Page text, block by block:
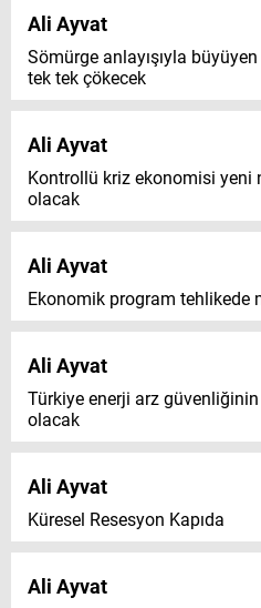
Ali Ayvat
Sömürge anlayışıyla
tek tek çökecek
Ali Ayvat
Kontrollü kriz ekonomisi yeni
olacak
Ali Ayvat
Ekonomik program tehlikede
Ali Ayvat
Türkiye enerji arz
olacak
Ali Ayvat
Küresel Resesyon Kapıda
Ali Ayvat